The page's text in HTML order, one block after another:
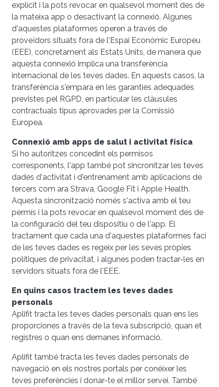
explícit i la pots revocar en qualsevol moment des de
la mateixa app o desactivant la connexió. Algunes
d'aquestes plataformes operen a través de
proveïdors situats fora de l'Espai Econòmic Europeu
(EEE), concretament als Estats Units, de manera que
aquesta connexió implica una transferència
internacional de les teves dades. En aquests casos, la
transferència s'empara en les garanties adequades
previstes pel RGPD, en particular les clàusules
contractuals tipus aprovades per la Comissió
Europea.
Connexió amb apps de salut i activitat física
Si ho autoritzes concedint els permisos
corresponents, l'app també pot sincronitzar les teves
dades d'activitat i d'entrenament amb aplicacions de
tercers com ara Strava, Google Fit i Apple Health.
Aquesta sincronització només s'activa amb el teu
permís i la pots revocar en qualsevol moment des de
la configuració del teu dispositiu o de l'app. El
tractament que cada una d'aquestes plataformes faci
de les teves dades es regeix per les seves pròpies
polítiques de privacitat, i algunes poden tractar-les en
servidors situats fora de l'EEE.
En quins casos tractem les teves dades
personals
Aplifit tracta les teves dades personals quan ens les
proporciones a través de la teva subscripció, quan et
registres o quan ens demanes informació.
Aplifit també tracta les teves dades personals de
navegació en els nostres portals per conèixer les
teves preferències i donar-te el millor servei. També